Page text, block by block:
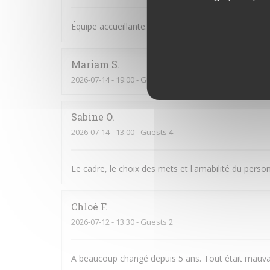
Équipe accueillante. Bonne Ambiance et on y
Mariam S
2026-07-14- 19:00 - Guests 6
Sabine O
2026-07-14- 13:00 - Guests 4
Le cadre, le choix des mets et l.amabilité du
Chloé F
2026-07-12 - 13:30 - Guests 2
A beaucoup changé depuis 5 ans. Tout était